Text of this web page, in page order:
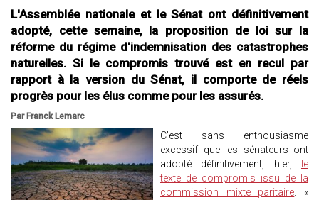
L'Assemblée nationale et le Sénat ont définitivement
adopté, cette semaine, la proposition de loi sur la
réforme du régime d'indemnisation des catastrophes
naturelles. Si le compromis trouvé est en recul par
rapport à la version du Sénat, il comporte de réels
progrès pour les élus comme pour les assurés.
Par Franck Lemarc
C’est sans enthousiasme
excessif que les sénateurs ont
adopté définitivement, hier,
le
texte de compromis issu de la
commission mixte paritaire. «